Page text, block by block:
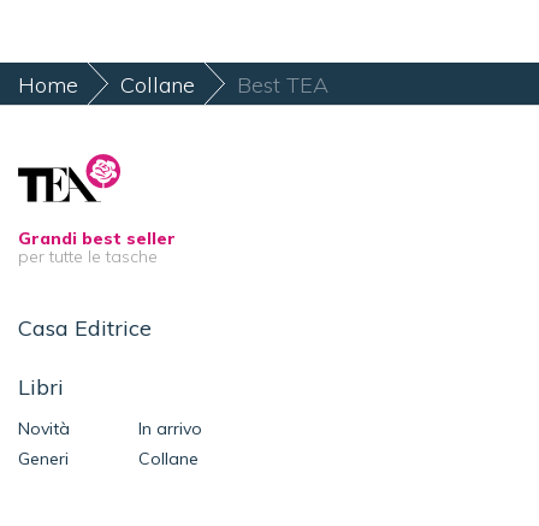
Home Collane Best TEA
Grandi best seller
per tutte le tasche
Casa Editrice
Libri
Novità
In arrivo
Generi
Collane